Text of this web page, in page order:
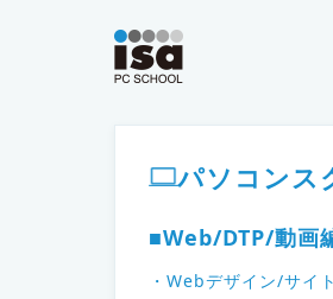
パソコンス
■Web/DTP/動画
・Webデザイン/サイ